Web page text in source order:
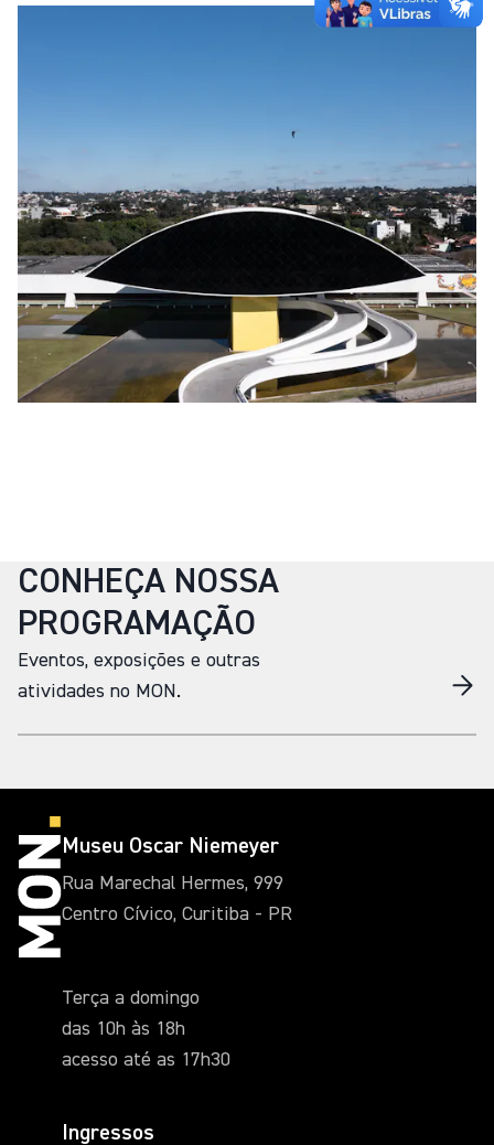
CONHEÇA NOSSA
PROGRAMAÇÃO
Eventos, exposições e outras
atividades no MON.
Museu Oscar Niemeyer
Rua Marechal Hermes, 999
Centro Cívico, Curitiba - PR
Terça a domingo
das 10h às 18h
acesso até as 17h30
Ingressos